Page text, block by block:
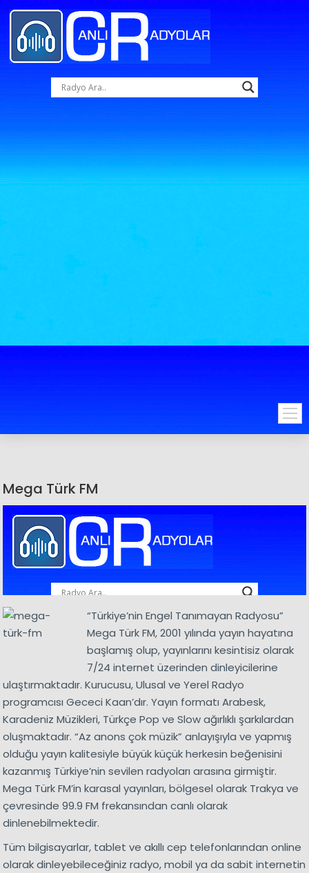
Mega Türk FM
“Türkiye’nin Engel Tanımayan Radyosu”
Mega Türk FM, 2001 yılında yayın hayatına
başlamış olup, yayınlarını kesintisiz olarak
7/24 internet üzerinden dinleyicilerine
ulaştırmaktadır. Kurucusu, Ulusal ve Yerel Radyo
programcısı Gececi Kaan’dır. Yayın formatı Arabesk,
Karadeniz Müzikleri, Türkçe Pop ve Slow ağırlıklı şarkılardan
oluşmaktadır. “Az anons çok müzik” anlayışıyla ve yapmış
olduğu yayın kalitesiyle büyük küçük herkesin beğenisini
kazanmış Türkiye’nin sevilen radyoları arasına girmiştir.
Mega Türk FM’in karasal yayınları, bölgesel olarak Trakya ve
çevresinde 99.9 FM frekansından canlı olarak
dinlenebilmektedir.
Tüm bilgisayarlar, tablet ve akıllı cep telefonlarından online
olarak dinleyebileceğiniz radyo, mobil ya da sabit internetin